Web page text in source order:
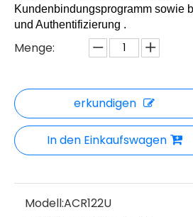
Kundenbindungsprogramm sowie
und Authentifizierung .
Menge:
erkundigen
In den Einkaufswagen
Modell:ACR122U